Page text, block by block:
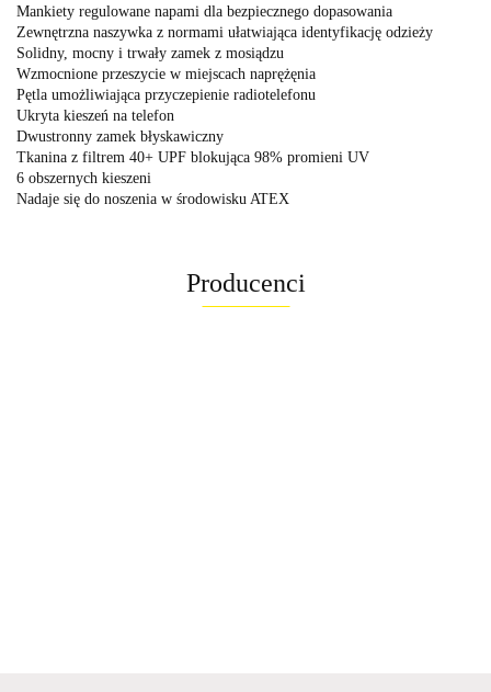
Mankiety regulowane napami dla bezpiecznego dopasowania
Zewnętrzna naszywka z normami ułatwiająca identyfikację odzieży
Solidny, mocny i trwały zamek z mosiądzu
Wzmocnione przeszycie w miejscach naprężęnia
Pętla umożliwiająca przyczepienie radiotelefonu
Ukryta kieszeń na telefon
Dwustronny zamek błyskawiczny
Tkanina z filtrem 40+ UPF blokująca 98% promieni UV
6 obszernych kieszeni
Nadaje się do noszenia w środowisku ATEX
Producenci